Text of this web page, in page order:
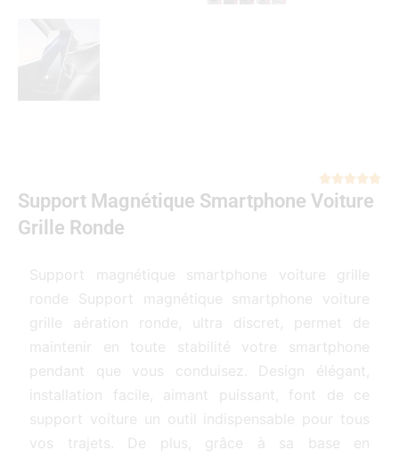

Support Magnétique Smartphone Voiture
Grille Ronde
Support magnétique smartphone voiture grille
ronde Support magnétique smartphone voiture
grille aération ronde, ultra discret, permet de
maintenir en toute stabilité votre smartphone
pendant que vous conduisez. Design élégant,
installation facile, aimant puissant, font de ce
support voiture un outil indispensable pour tous
vos trajets. De plus, grâce à sa base en